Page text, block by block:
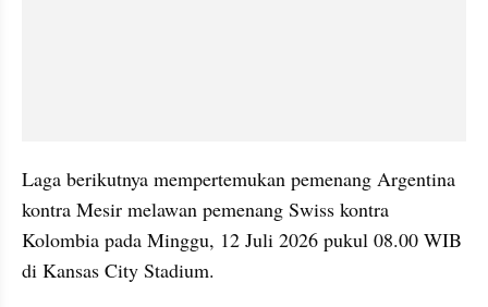
Laga berikutnya mempertemukan pemenang Argentina
kontra Mesir melawan pemenang Swiss kontra
Kolombia pada Minggu, 12 Juli 2026 pukul 08.00 WIB
di Kansas City Stadium.